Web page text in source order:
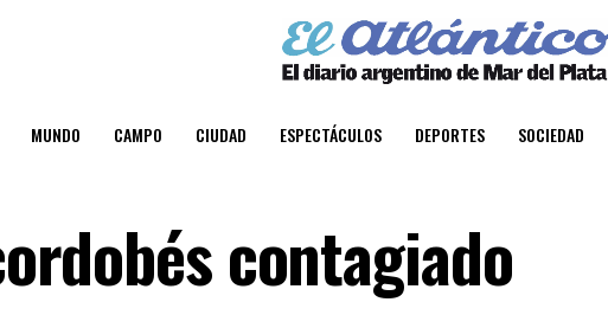
MUNDO CAMPO CIUDAD ESPECTÁCULOS DEPORTES SOCIEDAD
contagiado